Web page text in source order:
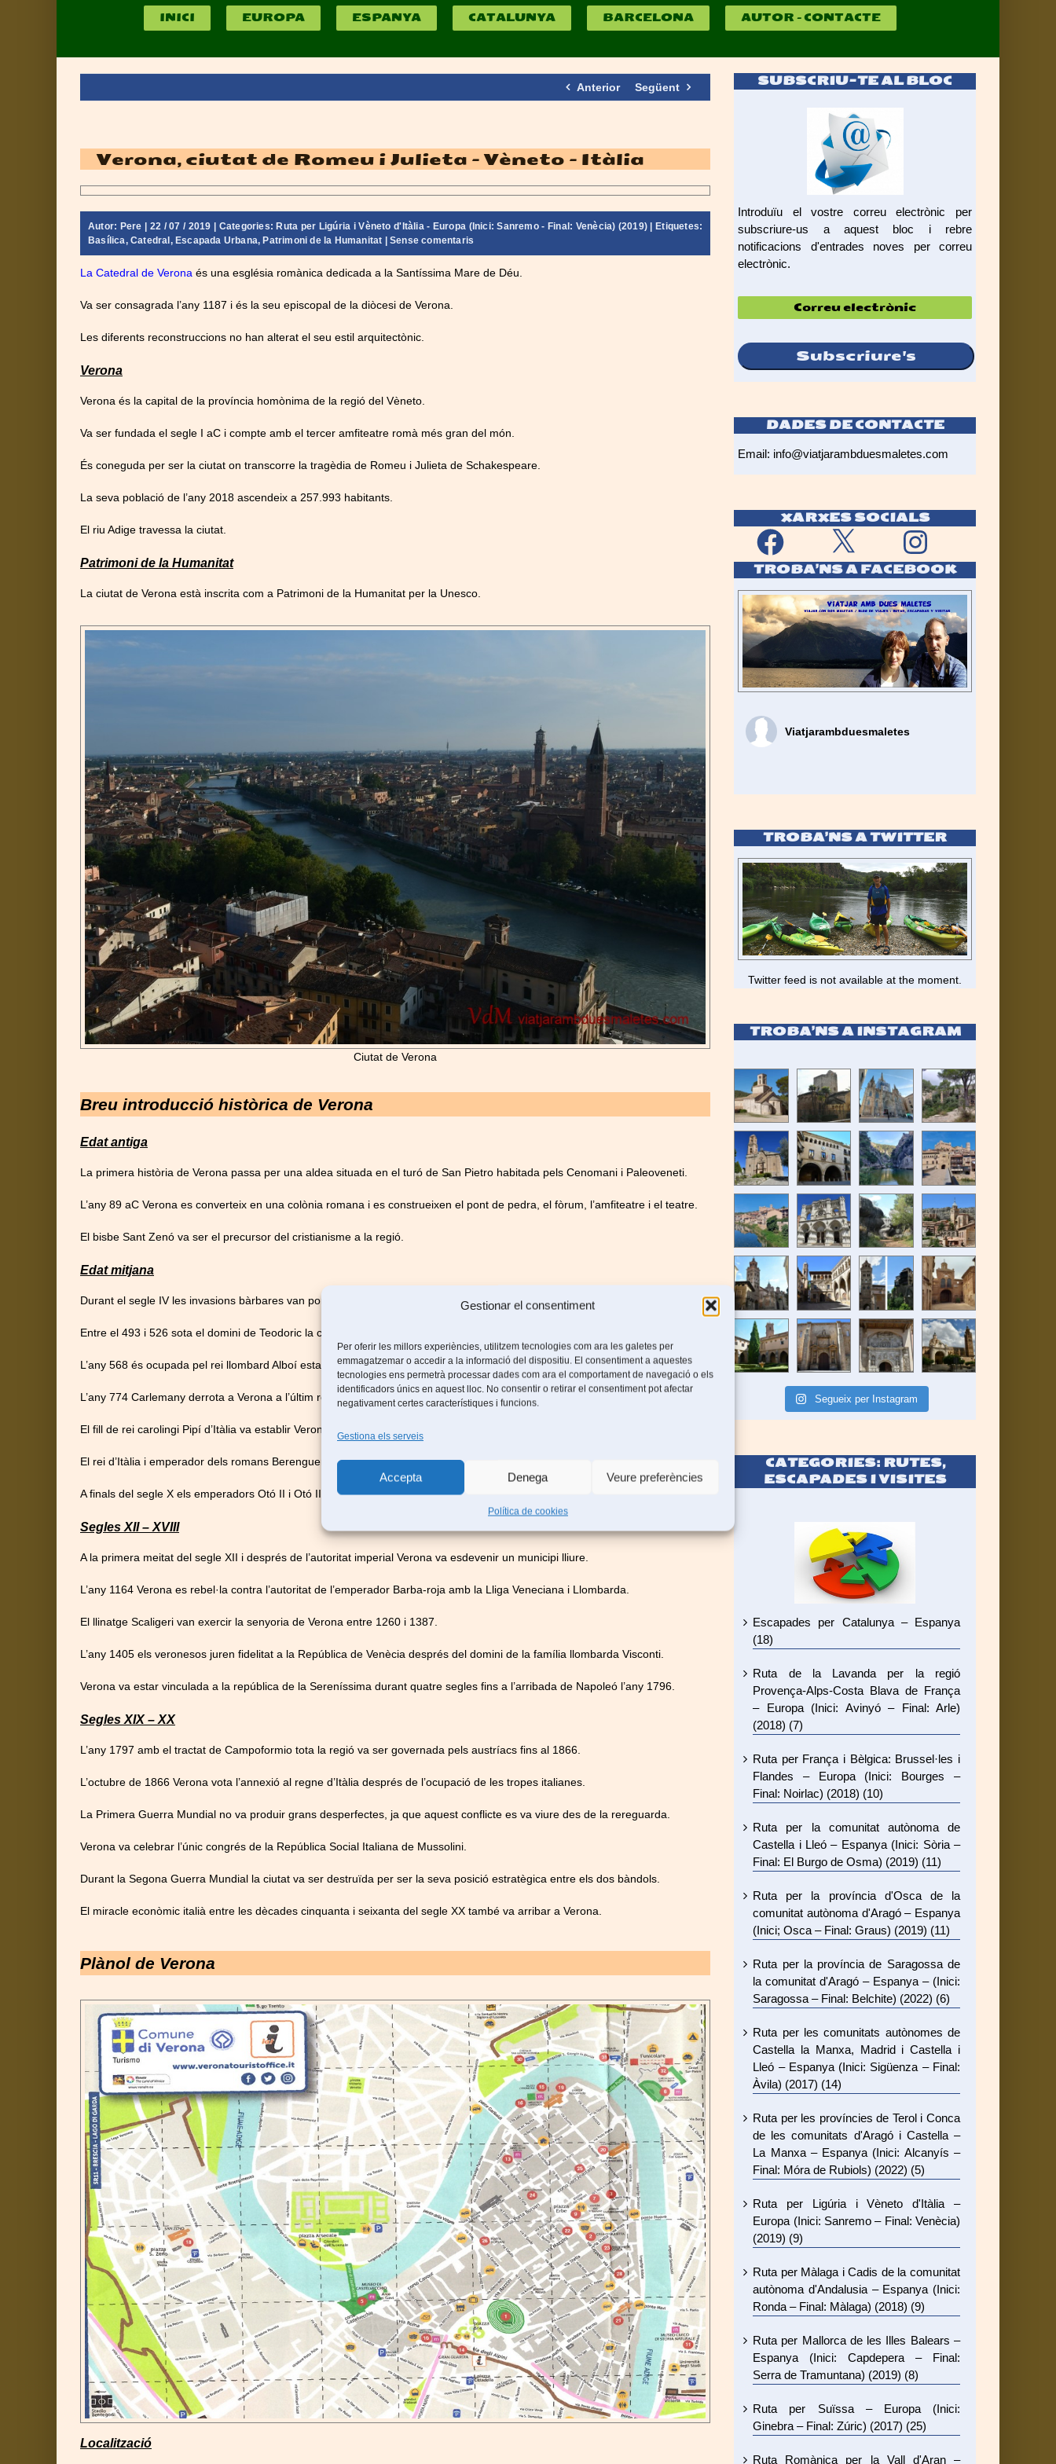
Gestionar el consentiment
Per oferir les millors experiències, utilitzem tecnologies com ara les galetes per
emmagatzemar o accedir a la informació del dispositiu. El consentiment a aquestes
tecnologies ens permetrà processar dades com ara el comportament de navegació o els
identificadors únics en aquest lloc. No consentir o retirar el consentiment pot afectar
negativament certes característiques i funcions.
Gestiona els serveis
Accepta Denega Veure preferències
Política de cookies
INICI EUROPA ESPANYA CATALUNYA BARCELONA AUTOR – CONTACTE
Anterior Següent
Verona, ciutat de Romeu i Julieta – Vèneto – Itàlia
Autor: Pere | 22 / 07 / 2019 | Categories: Ruta per Ligúria i Vèneto d'Itàlia - Europa (Inici: Sanremo - Final: Venècia) (2019)
| Etiquetes:
Basílica,Catedral , Escapada Urbana, Patrimoni de la Humanitat |Sense comentaris
La Catedral de Verona és una església romànica dedicada a la Santíssima Mare de Déu.
Va ser consagrada l’any 1187 i és la seu episcopal de la diòcesi de Verona.
Les diferents reconstruccions no han alterat el seu estil arquitectònic.
Verona
Verona és la capital de la província homònima de la regió del Vèneto.
Va ser fundada el segle I aC i compte amb el tercer amfiteatre romà més gran del món.
És coneguda per ser la ciutat on transcorre la tragèdia de Romeu i Julieta de Schakespeare.
La seva població de l’any 2018 ascendeix a 257.993 habitants.
El riu Adige travessa la ciutat.
Patrimoni de la Humanitat
La ciutat de Verona està inscrita com a Patrimoni de la Humanitat per la Unesco.
Ciutat de Verona
Breu introducció històrica de Verona
Edat antiga
La primera història de Verona passa per una aldea situada en el turó de San Pietro habitada pels Cenomani i Paleoveneti.
L’any 89 aC Verona es converteix en una colònia romana i es construeixen el pont de pedra, el fòrum, l’amfiteatre i el teatre.
El bisbe Sant Zenó va ser el precursor del cristianisme a la regió.
Edat mitjana
Durant el segle IV les invasions bàrbares van portar al rei dels visigots Alaric I a viure a Verona.
Entre el 493 i 526 sota el domini de Teodoric la ciutat va ser la capital dels gots.
L’any 568 és ocupada pel rei llombard Alboí establint la capital del regne a Verona.
L’any 774 Carlemany derrota a Verona a l’últim rei llombard Adelchis.
El fill de rei carolingi Pipí d’Itàlia va establir Verona com a capital i va construir la basílica de Sant Zenó.
El rei d’Itàlia i emperador dels romans Berenguer I (850-924) va residir a Verona.
A finals del segle X els emperadors Otó II i Otó III van residir durant llargs períodes a la ciutat de Verona.
Segles XII – XVIII
A la primera meitat del segle XII i després de l’autoritat imperial Verona va esdevenir un municipi lliure.
L’any 1164 Verona es rebel·la contra l’autoritat de l’emperador Barba-roja amb la Lliga Veneciana i Llombarda.
El llinatge Scaligeri van exercir la senyoria de Verona entre 1260 i 1387.
L’any 1405 els veronesos juren fidelitat a la República de Venècia després del domini de la família llombarda Visconti.
Verona va estar vinculada a la república de la Sereníssima durant quatre segles fins a l’arribada de Napoleó l’any 1796.
Segles XIX – XX
L’any 1797 amb el tractat de Campoformio tota la regió va ser governada pels austríacs fins al 1866.
L’octubre de 1866 Verona vota l’annexió al regne d’Itàlia després de l’ocupació de les tropes italianes.
La Primera Guerra Mundial no va produir grans desperfectes, ja que aquest conflicte es va viure des de la rereguarda.
Verona va celebrar l’únic congrés de la República Social Italiana de Mussolini.
Durant la Segona Guerra Mundial la ciutat va ser destruïda per ser la seva posició estratègica entre els dos bàndols.
El miracle econòmic italià entre les dècades cinquanta i seixanta del segle XX també va arribar a Verona.
Plànol de Verona
Localització
SUBSCRIU-TE AL BLOC
Introduïu el vostre correu electrònic per
subscriure-us a aquest bloc i rebre
notificacions d'entrades noves per correu
electrònic.
electrònic
Subscriure's
DADES DE CONTACTE
Email: info@viatjarambduesmaletes.com
XARXES SOCIALS
Facebook
TROBA’NS A FACEBOOK
Viatjarambduesmaletes
TROBA’NS A TWITTER
Twitter feed is not available at the moment.
TROBA’NS A INSTAGRAM
Segueix per Instagram
CATEGORIES: RUTES,
ESCAPADES I VISITES
Escapades per Catalunya – Espanya
(18)
Ruta de la Lavanda per la regió
Provença-Alps-Costa Blava de França
– Europa (Inici: Avinyó – Final: Arle)
(2018) (7)
Ruta per França i Bèlgica: Brussel·les i
Flandes – Europa (Inici: Bourges –
Final: Noirlac) (2018) (10)
Ruta per la comunitat autònoma de
Castella i Lleó – Espanya (Inici: Sòria –
Final: El Burgo de Osma) (2019) (11)
Ruta per la província d'Osca de la
comunitat autònoma d'Aragó – Espanya
(Inici; Osca – Final: Graus) (2019) (11)
Ruta per la província de Saragossa de
la comunitat d'Aragó – Espanya – (Inici:
Saragossa – Final: Belchite) (2022) (6)
Ruta per les comunitats autònomes de
Castella la Manxa, Madrid i Castella i
Lleó – Espanya (Inici: Sigüenza – Final:
Àvila) (2017) (14)
Ruta per les províncies de Terol i Conca
de les comunitats d'Aragó i Castella –
La Manxa – Espanya (Inici: Alcanyís –
Final: Móra de Rubiols) (2022) (5)
Ruta per Ligúria i Vèneto d'Itàlia –
Europa (Inici: Sanremo – Final: Venècia)
(2019) (9)
Ruta per Màlaga i Cadis de la comunitat
autònoma d'Andalusia – Espanya (Inici:
Ronda – Final: Màlaga) (2018) (9)
Ruta per Mallorca de les Illes Balears –
Espanya (Inici: Capdepera – Final:
Serra de Tramuntana) (2019) (8)
Ruta per Suïssa – Europa (Inici:
Ginebra – Final: Zúric) (2017) (25)
Ruta Romànica per la Vall d'Aran –